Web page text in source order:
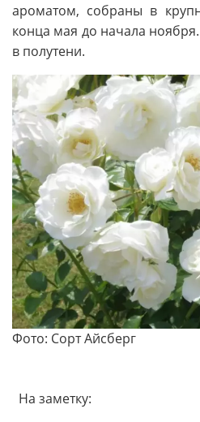
ароматом, собраны в
конца мая до начала
в полутени.
Фото: Сорт Айсберг
На заметку: